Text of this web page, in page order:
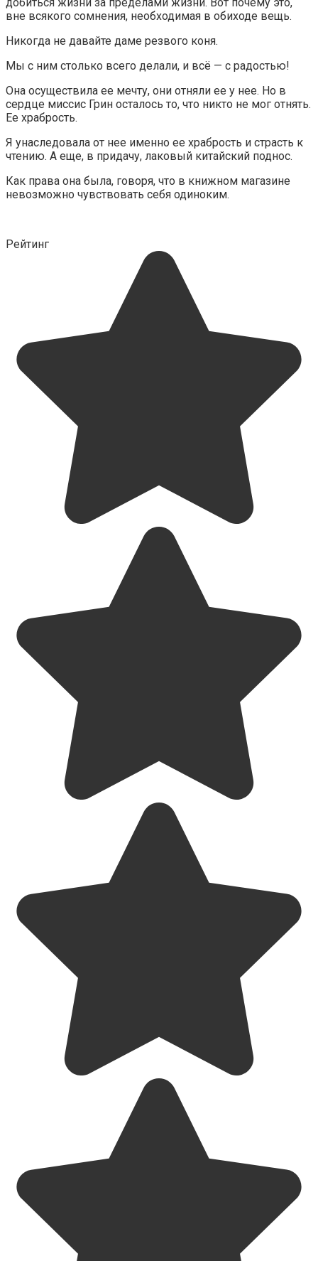
вне всякого сомнения, необходимая в обиходе вещь.
Никогда не давайте даме резвого коня.
Мы с ним столько всего делали, и всё — с радостью!
Она осуществила ее мечту, они отняли ее у нее. Но в
сердце миссис Грин осталось то, что никто не мог отнять.
Ее храбрость.
Я унаследовала от нее именно ее храбрость и страсть к
чтению. А еще, в придачу, лаковый китайский поднос.
Как права она была, говоря, что в книжном магазине
невозможно чувствовать себя одиноким.
Рейтинг